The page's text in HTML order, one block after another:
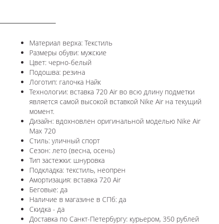
Материал верха: Текстиль
Размеры обуви: мужские
Цвет: черно-белый
Подошва: резина
Логотип: галочка Найк
Технологии: вставка 720 Air во всю длину подметки
является самой высокой вставкой Nike Air на текущий
момент.
Дизайн: вдохновлен оригинальной моделью Nike Air
Max 720
Стиль: уличный спорт
Сезон: лето (весна, осень)
Тип застежки: шнуровка
Подкладка: текстиль, неопрен
Амортизация: вставка 720 Air
Беговые: да
Наличие в магазине в СПб: да
Скидка - да
Доставка по Санкт-Петербургу: курьером, 350 рублей